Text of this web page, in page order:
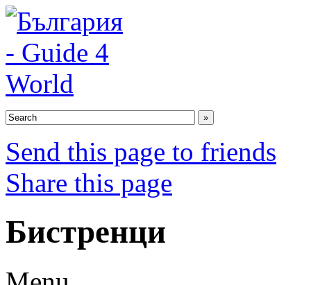
Send this page to friends
Share this page
Бистренци